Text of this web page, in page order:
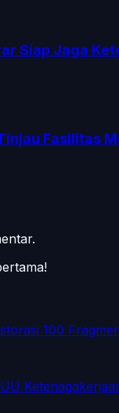
Siap Jaga
Fasilitas
100